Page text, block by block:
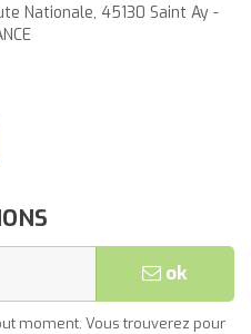
Nationale, 45130 Saint Ay -
ok
moment. Vous trouverez pour